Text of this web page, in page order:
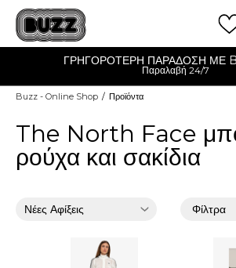
ΓΡΗΓΟΡΟΤΕΡΗ ΠΑΡΑΔΟΣΗ ΜΕ
Παραλαβή 24/7
Buzz - Online Shop Προϊόντα
The North Face
ρούχα και σακίδια
Φίλτρα